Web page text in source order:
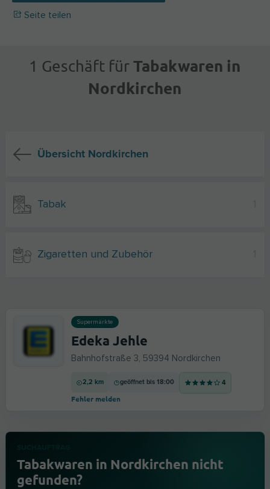
Seite teilen
1 Geschäft fürTabakwaren in
Nordkirchen
Übersicht Nordkirchen
Tabak
Zigaretten und Zubehör
Supermärkte
Edeka Jehle
Bahnhofstraße 3, 59394 Nordkirchen
2,2 km geöffnet bis 18:00 4
Fehler melden
Tabakwaren in Nordkirchen nicht
gefunden?